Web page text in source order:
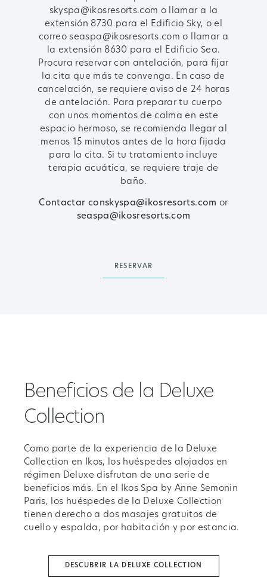
skyspa@ikosresorts.com o llamar a la
extensión 8730 para el Edificio Sky, o el
correo seaspa@ikosresorts.com o llamar a
la extensión 8630 para el Edificio Sea.
Procura reservar con antelación, para fijar
la cita que más te convenga. En caso de
cancelación, se requiere aviso de 24 horas
de antelación. Para preparar tu cuerpo
con unos momentos de calma en este
espacio hermoso, se recomienda llegar al
menos 15 minutos antes de la hora fijada
para la cita. Si tu tratamiento incluye
terapia acuática, se requiere traje de
baño.
Contactar conskyspa@ikosresorts.com or
seaspa@ikosresorts.com
RESERVAR
Beneficios de la Deluxe
Collection
Como parte de la experiencia de la Deluxe
Collection en Ikos, los huéspedes alojados en
régimen Deluxe disfrutan de una serie de
beneficios más. En el Ikos Spa by Anne Semonin
Paris, los huéspedes de la Deluxe Collection
tienen derecho a dos masajes gratuitos de
cuello y espalda, por habitación y por estancia.
DESCUBRIR LA DELUXE COLLECTION